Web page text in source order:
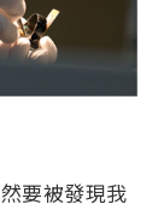
要被發現我